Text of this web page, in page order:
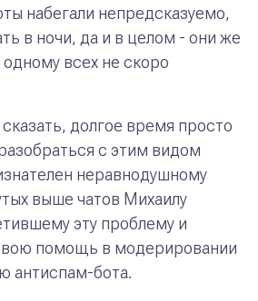
набегали непредсказуемо,
в ночи, да и в целом - они же
всех не скоро
долгое время просто
с этим видом
неравнодушному
выше чатов Михаилу
эту проблему и
помощь в модерировании
антиспам-бота.